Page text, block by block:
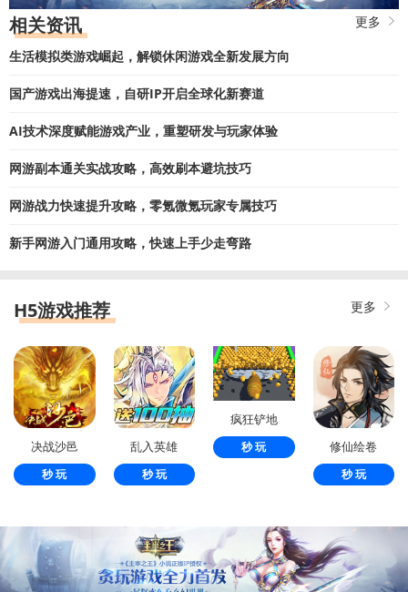
相关资讯
更多
生活模拟类游戏崛起，解锁休闲游戏全新发展方向
国产游戏出海提速，自研IP开启全球化新赛道
AI技术深度赋能游戏产业，重塑研发与玩家体验
网游副本通关实战攻略，高效刷本避坑技巧
网游战力快速提升攻略，零氪微氪玩家专属技巧
新手网游入门通用攻略，快速上手少走弯路
H5游戏推荐 更多
决战沙邑
秒 玩
乱入英雄
秒 玩
疯狂铲地
秒 玩 修仙绘卷
秒 玩